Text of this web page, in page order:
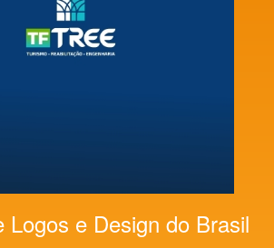
Logos e Design do Brasil